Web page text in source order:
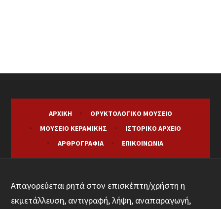
ΑΡΧΙΚΉ
ΟΡΥΚΤΟΛΟΓΙΚΌ ΜΟΥΣΕΊΟ
ΜΟΥΣΕΊΟ ΚΕΡΑΜΙΚΉΣ
ΙΣΤΟΡΙΚΌ ΑΡΧΕΊΟ
ΑΡΘΡΟΓΡΑΦΊΑ
ΕΠΙΚΟΙΝΩΝΊΑ
Απαγορεύεται ρητά στον επισκέπτη/χρήστη η
εκμετάλλευση, αντιγραφή, λήψη, αναπαραγωγή,